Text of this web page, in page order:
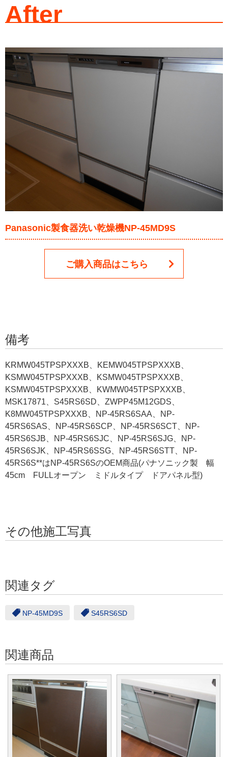
After
Panasonic製食器洗い乾燥機NP-45MD9S
ご購入商品はこちら
備考
KRMW045TPSPXXXB、KEMW045TPSPXXXB、
KSMW045TPSPXXXB、KSMW045TPSPXXXB、
KSMW045TPSPXXXB、KWMW045TPSPXXXB、
MSK17871、S45RS6SD、ZWPP45M12GDS、
K8MW045TPSPXXXB、NP-45RS6SAA、NP-
45RS6SAS、NP-45RS6SCP、NP-45RS6SCT、NP-
45RS6SJB、NP-45RS6SJC、NP-45RS6SJG、NP-
45RS6SJK、NP-45RS6SSG、NP-45RS6STT、NP-
45RS6S**はNP-45RS6SのOEM商品(パナソニック製 幅
45cm FULLオープン ミドルタイプ ドアパネル型)
その他施工写真
関連タグ
NP-45MD9S S45RS6SD
関連商品